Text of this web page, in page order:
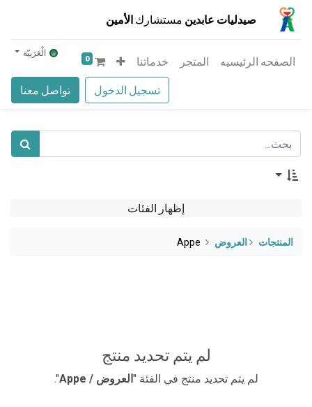
صيدليات عابدين مستشارك الأمين
تسجيل الدخول تواصل معنا
الصفحه الرئيسيه المتجر خدماتنا 0 الْعَرَبيّة
إظهار الفئات
المنتجات ​العروض Appe
لم يتم تحديد منتج
لم يتم تحديد منتج في الفئة " ​العروض / Appe ".